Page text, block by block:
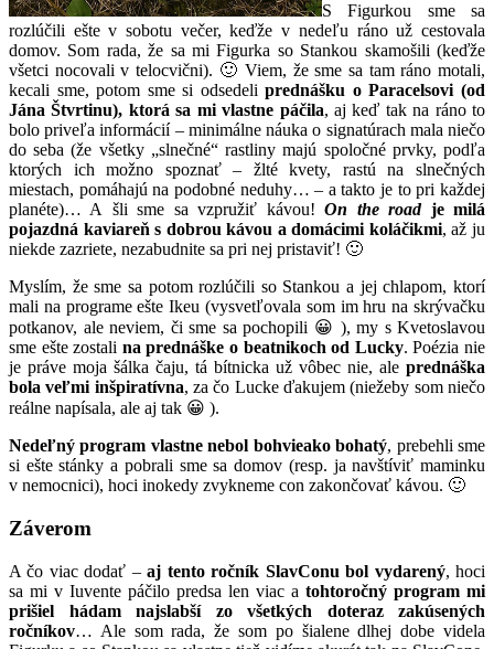
S Figurkou sme sa
rozlúčili ešte v sobotu večer, keďže v nedeľu ráno už cestovala
domov. Som rada, že sa mi Figurka so Stankou skamošili (keďže
všetci nocovali v telocvični). 🙂 Viem, že sme sa tam ráno motali,
kecali sme, potom sme si odsedeliprednášku o Paracelsovi (od
Jána Štvrtinu), ktorá sa mi vlastne páčila, aj keď tak na ráno to
bolo priveľa informácií – minimálne náuka o signatúrach mala niečo
do seba (že všetky „slnečné“ rastliny majú spoločné prvky, podľa
ktorých ich možno spoznať – žlté kvety, rastú na slnečných
miestach, pomáhajú na podobné neduhy… – a takto je to pri každej
planéte)… A šli sme sa vzpružiť kávou!On the roadje milá
pojazdná kaviareň s dobrou kávou a domácimi koláčikmi, až ju
niekde zazriete, nezabudnite sa pri nej pristaviť! 🙂
Myslím, že sme sa potom rozlúčili so Stankou a jej chlapom, ktorí
mali na programe ešte Ikeu (vysvetľovala som im hru na skrývačku
potkanov, ale neviem, či sme sa pochopili 😀 ), my s Kvetoslavou
sme ešte zostali na prednáške o beatnikoch od Lucky. Poézia nie
je práve moja šálka čaju, tá bítnicka už vôbec nie, ale prednáška
bola veľmi inšpiratívna, za čo Lucke ďakujem (niežeby som niečo
reálne napísala, ale aj tak 😀 ).
Nedeľný program vlastne nebol bohvieako bohatý, prebehli sme
si ešte stánky a pobrali sme sa domov (resp. ja navštíviť maminku
v nemocnici), hoci inokedy zvykneme con zakončovať kávou. 🙂
Záverom
A čo viac dodať –aj tento ročník SlavConu bol vydarený, hoci
sa mi v Iuvente páčilo predsa len viac a tohtoročný program mi
prišiel hádam najslabší zo všetkých doteraz zakúsených
ročníkov… Ale som rada, že som po šialene dlhej dobe videla